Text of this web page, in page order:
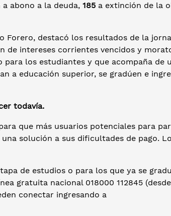
a abono a la deuda, 185 a extinción de la
Forero, destacó los resultados de la
de intereses corrientes vencidos y
los estudiantes y que acompaña de
a educación superior, se gradúen e
todavía.
que más usuarios potenciales para
solución a sus dificultades de pago.
de estudios o para los que ya se
gratuita nacional 018000 112845
conectar ingresando a